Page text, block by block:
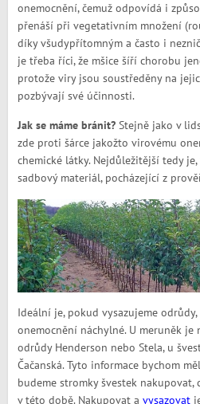
onemocnění, čemuž odpovídá i
přenáší při vegetativním množení
díky všudypřítomným a často i
je třeba říci, že mšice šíří chorobu
protože viry jsou soustředěny na
pozbývají své účinnosti.
Jak se máme bránit?Stejně jako v
zde proti šárce jakožto virovému
chemické látky. Nejdůležitější tedy
sadbový materiál, pocházející z
Ideální je, pokud vysazujeme
onemocnění náchylné. U meruněk je
odrůdy Henderson nebo Stela, u
Čačanská. Tyto informace bychom
budeme stromky švestek
v této době. Nakupovat a vysazovat